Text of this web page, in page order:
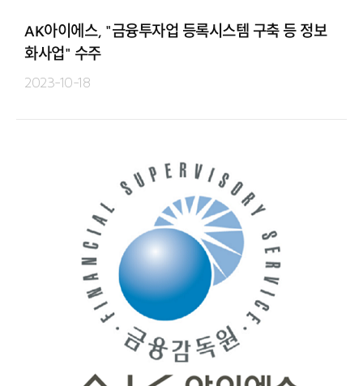
AK아이에스, "금융투자업 등록시스템 구축 등 정보
화사업" 수주
2023-10-18